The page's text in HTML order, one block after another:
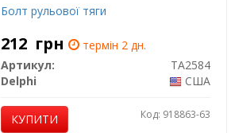
Болт рульової тяги
212 грн
термін 2 дн.
Артикул:
TA2584
Delphi
США
КУПИТИ Код: 918863-63